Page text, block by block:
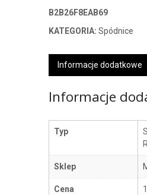
B2B26F8EAB69
KATEGORIA: Spódnice
Informacje dodatkowe
Informacje
Typ
Sklep
Cena